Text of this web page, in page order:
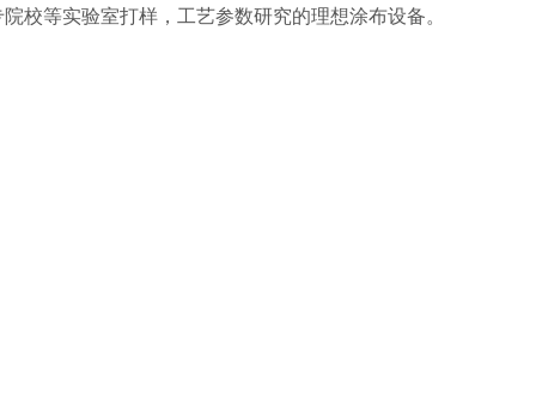
校等实验室打样，工艺参数研究的理想涂布设备。